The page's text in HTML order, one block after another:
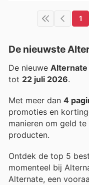
1
De nieuwste
De nieuwe Alternate
tot 22 juli 2026.
Met meer dan 4
promoties en
manieren om geld
producten.
Ontdek de top 5
momenteel bij
Alternate, een